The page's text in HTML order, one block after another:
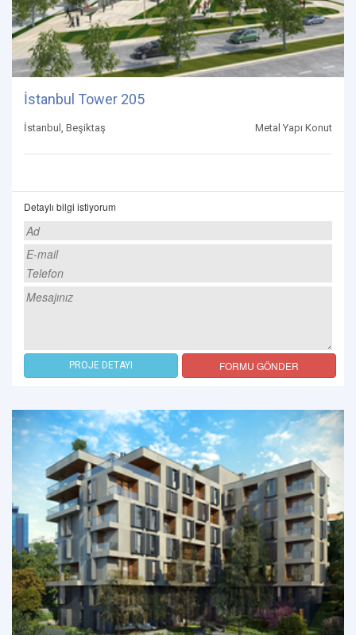
İstanbul Tower 205
İstanbul, Beşiktaş Metal Yapı Konut
Detaylı bilgi istiyorum
PROJE DETAYI FORMU GÖNDER